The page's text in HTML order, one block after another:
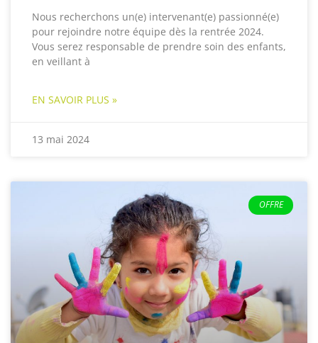
Nous recherchons un(e) intervenant(e) passionné(e)
pour rejoindre notre équipe dès la rentrée 2024.
Vous serez responsable de prendre soin des enfants,
en veillant à
EN SAVOIR PLUS »
13 mai 2024
OFFRE